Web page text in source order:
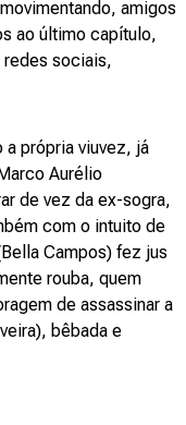
amigos
ao último capítulo,
redes sociais,
a própria viuvez, já
Aurélio
de vez da ex-sogra,
com o intuito de
Campos) fez jus
rouba, quem
de assassinar a
bêbada e